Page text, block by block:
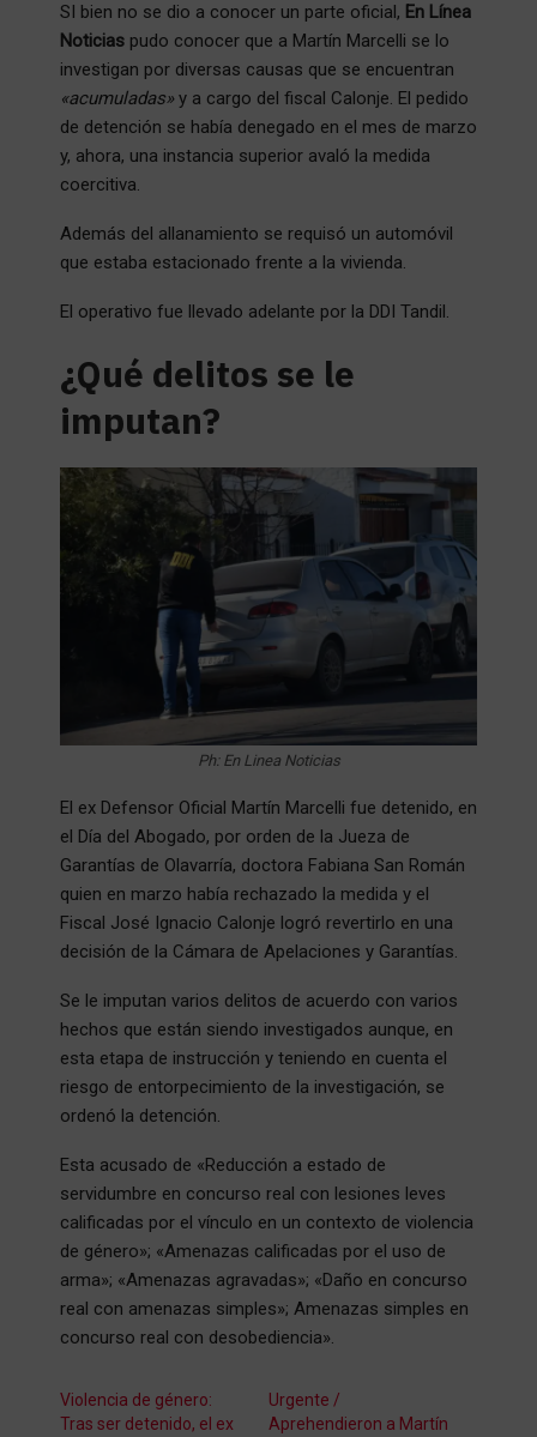
SI bien no se dio a conocer un parte oficial, En Línea
Noticias pudo conocer que a Martín Marcelli se lo
investigan por diversas causas que se encuentran
«acumuladas»y a cargo del fiscal Calonje. El pedido
de detención se había denegado en el mes de marzo
y, ahora, una instancia superior avaló la medida
coercitiva.
Además del allanamiento se requisó un automóvil
que estaba estacionado frente a la vivienda.
El operativo fue llevado adelante por la DDI Tandil.
¿Qué delitos se le
imputan?
Ph: En Linea Noticias
El ex Defensor Oficial Martín Marcelli fue detenido, en
el Día del Abogado, por orden de la Jueza de
Garantías de Olavarría, doctora Fabiana San Román
quien en marzo había rechazado la medida y el
Fiscal José Ignacio Calonje logró revertirlo en una
decisión de la Cámara de Apelaciones y Garantías.
Se le imputan varios delitos de acuerdo con varios
hechos que están siendo investigados aunque, en
esta etapa de instrucción y teniendo en cuenta el
riesgo de entorpecimiento de la investigación, se
ordenó la detención.
Esta acusado de «Reducción a estado de
servidumbre en concurso real con lesiones leves
calificadas por el vínculo en un contexto de violencia
de género»; «Amenazas calificadas por el uso de
arma»; «Amenazas agravadas»; «Daño en concurso
real con amenazas simples»; Amenazas simples en
concurso real con desobediencia».
Violencia de género:
Tras ser detenido, el ex
Urgente /
Aprehendieron a Martín